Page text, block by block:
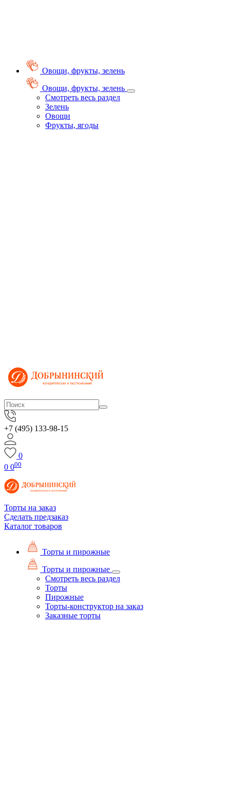
Овощи, фрукты, зелень
Овощи, фрукты, зелень
Смотреть весь раздел
Зелень
Овощи
Фрукты, ягоды
+7 (495) 133-98-15
0
0 000
Торты на заказ
Сделать предзаказ
Каталог товаров
Торты и пирожные
Торты и пирожные
Смотреть весь раздел
Торты
Пирожные
Торты-конструктор на заказ
Заказные торты